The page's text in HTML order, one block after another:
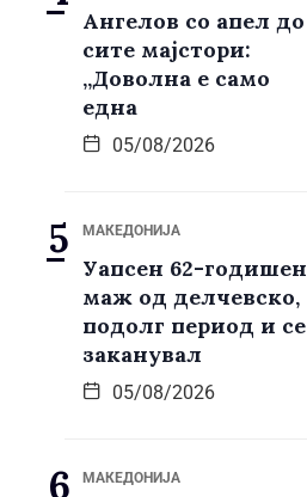
Ангелов со апел до
сите мајстори:
„Доволна е само
една
05/08/2026
МАКЕДОНИЈА
Уапсен 62-годишен
маж од делчевско,
подолг период и се
заканувал
05/08/2026
МАКЕДОНИЈА